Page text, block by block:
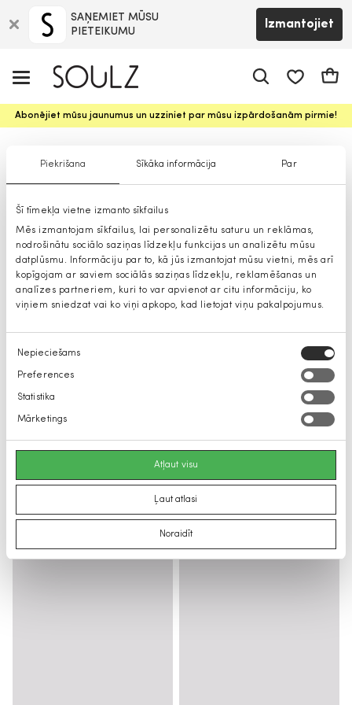
Piekrišana Sīkāka informācija Par
Šī tīmekļa vietne izmanto sīkfailus
Mēs izmantojam sīkfailus, lai personalizētu saturu un reklāmas,
nodrošinātu sociālo saziņas līdzekļu funkcijas un analizētu mūsu
datplūsmu. Informāciju par to, kā jūs izmantojat mūsu vietni, mēs arī
kopīgojam ar saviem sociālās saziņas līdzekļu, reklamēšanas un
analīzes partneriem, kuri to var apvienot ar citu informāciju, ko
viņiem sniedzat vai ko viņi apkopo, kad lietojat viņu pakalpojumus.
Piekrišanas
izvēle
Nepieciešams
Preferences
Statistika
Mārketings
Atļaut visu
Ļaut atlasi
Noraidīt
SAŅEMIET MŪSU
PIETEIKUMU
Izmantojiet
Abonējiet mūsu jaunumus un uzziniet par mūsu izpārdošanām pirmie!
Džinsi zēniem